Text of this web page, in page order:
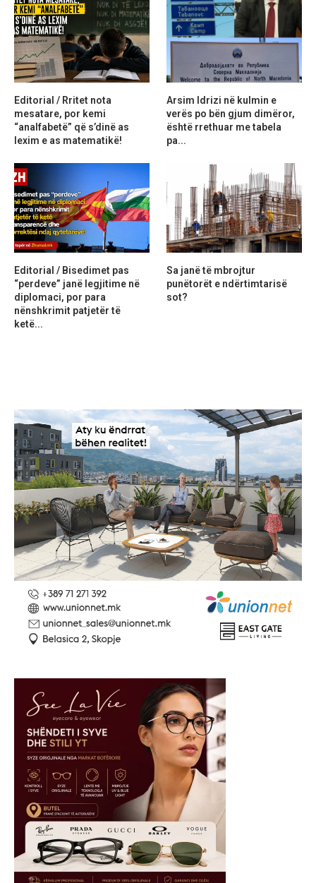
Editorial / Rritet nota
mesatare, por kemi
“analfabetë” që s’dinë as
lexim e as matematikë!
Arsim Idrizi në kulmin e
verës po bën gjum dimëror,
është rrethuar me tabela
pa...
Editorial / Bisedimet pas
“perdeve” janë legjitime në
diplomaci, por para
nënshkrimit patjetër të
ketë...
Sa janë të mbrojtur
punëtorët e ndërtimtarisë
sot?